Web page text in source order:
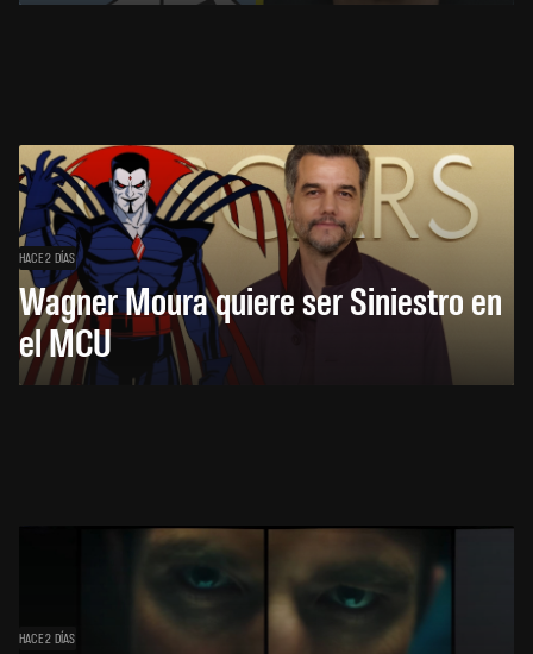
HACE 2 DÍAS
Wagner Moura quiere ser Siniestro en
el MCU
HACE 2 DÍAS